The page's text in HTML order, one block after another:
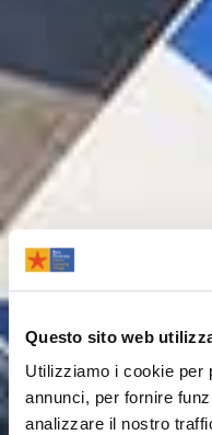
Questo sito web
Utilizziamo i cookie per
annunci, per fornire
analizzare il nostro